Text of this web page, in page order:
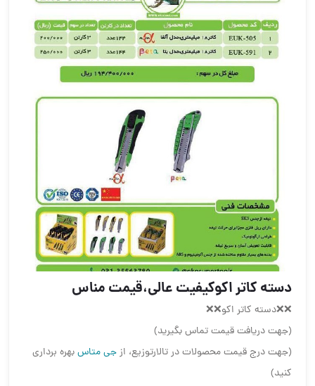
دسته کاتر اکوکیفیت عالی،قیمت مناس
❌❌دسته کاتر اکو❌❌
(جهت دریافت قیمت تماس بگیرید)
(جهت درج قیمت محصولات در تالارتوزیع، ازجی متاسبهره برداری
کنید)